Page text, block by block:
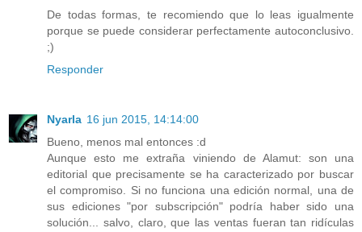
De todas formas, te recomiendo que lo leas igualmente
porque se puede considerar perfectamente autoconclusivo.
;)
Responder
Nyarla 16 jun 2015, 14:14:00
Bueno, menos mal entonces :d
Aunque esto me extraña viniendo de Alamut: son una
editorial que precisamente se ha caracterizado por buscar
el compromiso. Si no funciona una edición normal, una de
sus ediciones "por subscripción" podría haber sido una
solución... salvo, claro, que las ventas fueran tan ridículas